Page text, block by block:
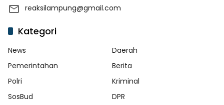
reaksilampung@gmail.com
Kategori
News
Daerah
Pemerintahan
Berita
Polri
Kriminal
SosBud
DPR